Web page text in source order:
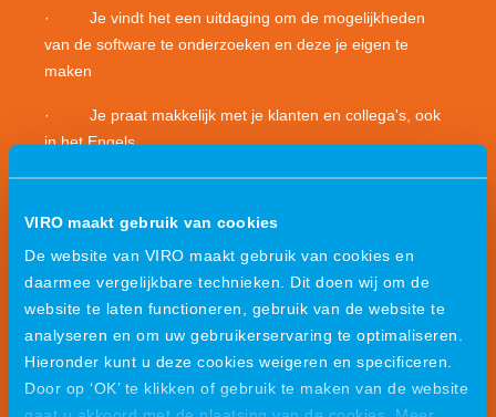
VIRO maakt gebruik van cookies
De website van VIRO maakt gebruik van cookies en
daarmee vergelijkbare technieken. Dit doen wij om de
website te laten functioneren, gebruik van de website te
analyseren en om uw gebruikerservaring te optimaliseren.
Hieronder kunt u deze cookies weigeren en specificeren.
Door op ‘OK’ te klikken of gebruik te maken van de website
· Je vindt het een uitdaging om de mogelijkheden
van de software te onderzoeken en deze je eigen te
maken
· Je praat makkelijk met je klanten en collega's, ook
in het Engels
Wat bieden wij jou?
· Hightech projecten met veel ruimte voor
innovatieve en duurzame ideeën